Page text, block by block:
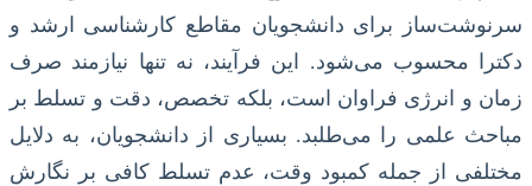
سرنوشت‌ساز برای دانشجویان مقاطع کارشناسی ارشد و
دکترا محسوب می‌شود. این فرآیند، نه تنها نیازمند صرف
زمان و انرژی فراوان است، بلکه تخصص، دقت و تسلط بر
مباحث علمی را می‌طلبد. بسیاری از دانشجویان، به دلایل
مختلفی از جمله کمبود وقت، عدم تسلط کافی بر نگارش